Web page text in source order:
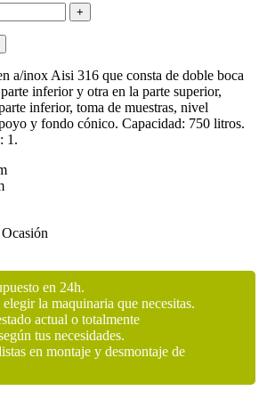
a/inox Aisi 316 que consta de doble boca
inferior y otra en la parte superior,
inferior, toma de muestras, nivel
y fondo cónico. Capacidad: 750 litros.
1.
Ocasión
en 24h.
la maquinaria que necesitas.
actual o totalmente
tus necesidades.
en montaje y desmontaje de